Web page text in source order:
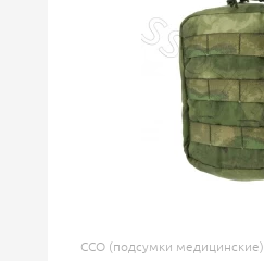
ССО (подсумки медицинские)